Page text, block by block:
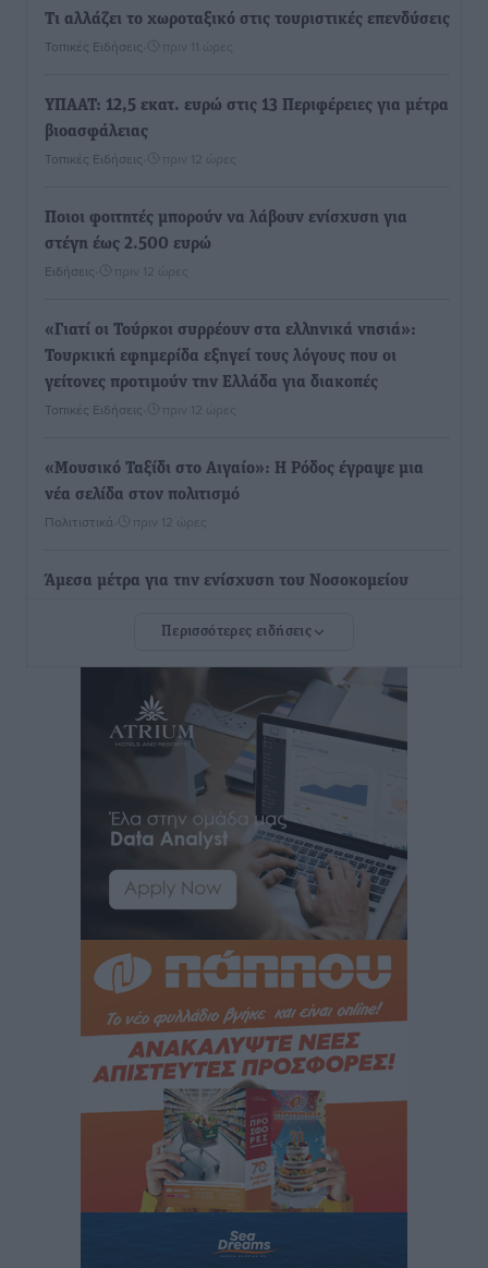
Τι αλλάζει το χωροταξικό στις τουριστικές επενδύσεις
Τοπικές Ειδήσεις πριν 11 ώρες
ΥΠΑΑΤ: 12,5 εκατ. ευρώ στις 13 Περιφέρειες για μέτρα
βιοασφάλειας
Τοπικές Ειδήσεις πριν 12 ώρες
Ποιοι φοιτητές μπορούν να λάβουν ενίσχυση για
στέγη έως 2.500 ευρώ
Ειδήσεις πριν 12 ώρες
«Γιατί οι Τούρκοι συρρέουν στα ελληνικά νησιά»:
Τουρκική εφημερίδα εξηγεί τους λόγους που οι
γείτονες προτιμούν την Ελλάδα για διακοπές
Τοπικές Ειδήσεις πριν 12 ώρες
«Μουσικό Ταξίδι στο Αιγαίο»: Η Ρόδος έγραψε μια
νέα σελίδα στον πολιτισμό
Πολιτιστικά πριν 12 ώρες
Άμεσα μέτρα για την ενίσχυση του Νοσοκομείου
ανακοίνωσε ο Άδωνις Γεωργιάδης
Iατρικός Σύλλογος Ροδου προς Α. Γεωργιάδη:
Στρατηγικές Προτάσεις για την Ενίσχυση της
Δημόσιας Υγείας στη Νησιωτική Ελλάδα και στα
Νοσοκομεία της Γ΄ Ζώνης
Τοπικές Ειδήσεις πριν 13 ώρες
Πάνθηρες: Ξεκίνησαν αισιόδοξοι για την παρθενική
“πτήση” τους
Αθλητικά• πριν 13 ώρες
Άρης Αρχαγγέλου: Στο πλευρό του άτυχου Ιάκωβου
πριν 13 ώρες
Φοίβος: Η μεγάλη επιστροφή του Μπρένο Σαλβατιέρα
πριν 13 ώρες
Κλεάνθης: Έτοιμες οι κάρτες διαρκείας της νέας
Περισσότερες ειδήσεις